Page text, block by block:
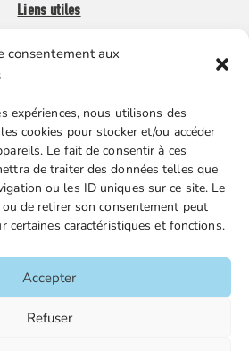
consentement aux
expériences, nous utilisons des
cookies pour stocker et/ou accéder
Le fait de consentir à ces
de traiter des données telles que
ou les ID uniques sur ce site. Le
de retirer son consentement peut
certaines caractéristiques et fonctions.
Accepter
Refuser
Liens utiles
Boutique en ligne
Nos partenaires
des cookies
Victor Hugo – 92170 Vanves / 01 86
Accueil
Contacts